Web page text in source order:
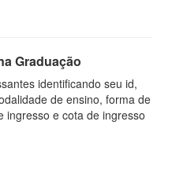
Graduação
identificando seu id,
de ensino, forma de
ingresso e cota de ingresso